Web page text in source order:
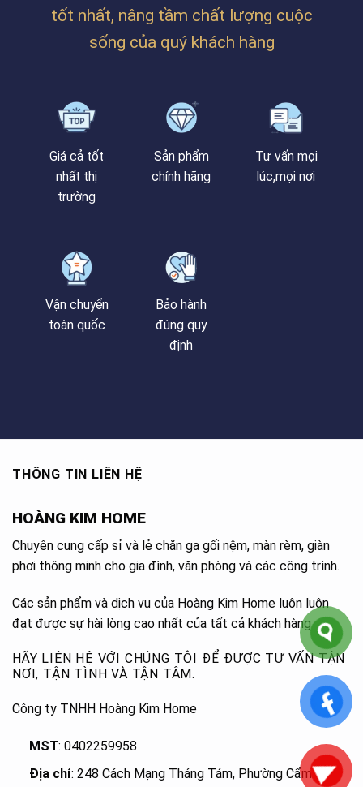
tốt nhất, nâng tầm chất lượng cuộc
sống của quý khách hàng
Giá cả tốt
nhất thị
trường
Sản phẩm
chính hãng
Tư vấn mọi
lúc,mọi nơi
Vận chuyển
toàn quốc
Bảo hành
đúng quy
định
THÔNG TIN LIÊN HỆ
HOÀNG KIM HOME
Chuyên cung cấp sỉ và lẻ chăn ga gối nệm, màn rèm, giàn
phơi thông minh cho gia đình, văn phòng và các công trình.
Các sản phẩm và dịch vụ của Hoàng Kim Home luôn luôn
đạt được sự hài lòng cao nhất của tất cả khách hàng.
HÃY LIÊN HỆ VỚI CHÚNG TÔI ĐỂ ĐƯỢC TƯ VẤN TẬN
NƠI, TẬN TÌNH VÀ TẬN TÂM.
Công ty TNHH Hoàng Kim Home
MST: 0402259958
Địa chỉ: 248 Cách Mạng Tháng Tám, Phường Cẩm Lệ,